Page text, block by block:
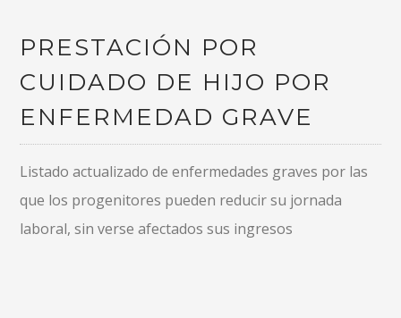
PRESTACIÓN POR
CUIDADO DE HIJO POR
ENFERMEDAD GRAVE
Listado actualizado de enfermedades graves por las
que los progenitores pueden reducir su jornada
laboral, sin verse afectados sus ingresos